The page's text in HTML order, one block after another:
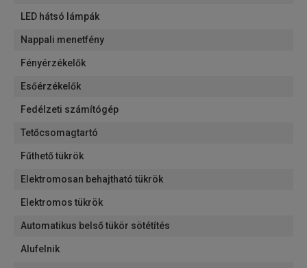
LED hátsó lámpák
Nappali menetfény
Fényérzékelők
Esőérzékelők
Fedélzeti számítógép
Tetőcsomagtartó
Fűthető tükrök
Elektromosan behajtható tükrök
Elektromos tükrök
Automatikus belső tükör sötétítés
Alufelnik